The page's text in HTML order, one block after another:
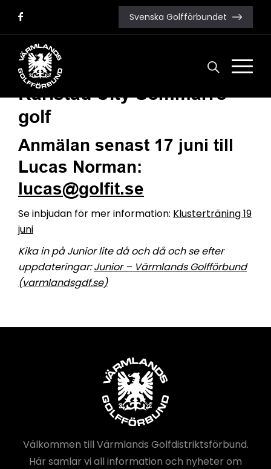
Svenska Golfförbundet
Missa inte…
Klusterträning 19 juni på
Karlstad City Sommarro
golf
Anmälan senast 17 juni till
Lucas Norman:
lucas@golfit.se
Se inbjudan för mer information: Klusterträning 19
juni
Kika in på Junior lite då och då och se efter
uppdateringar:Junior – Värmlands Golfförbund
(varmlandsgdf.se)
Välkommen till Värmlands Golfdistriktsförbund.
Här samlar vi all information och nyheter om